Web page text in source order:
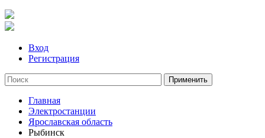
Вход
Регистрация
Главная
Электростанции
Ярославская область
Рыбинск